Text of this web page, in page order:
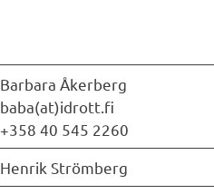
Barbara Åkerberg
baba(at)idrott.fi
+358 40 545 2260
Henrik Strömberg